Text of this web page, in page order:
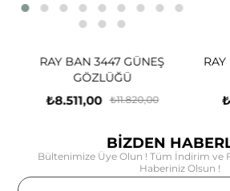
RAY BAN 3447 GÜNEŞ
GÖZLÜĞÜ
₺8.511,00 ₺11.820,00
RAY
BİZDEN
Bültenimize Üye Olun ! Tüm İndirim ve
Haberiniz Olsun !